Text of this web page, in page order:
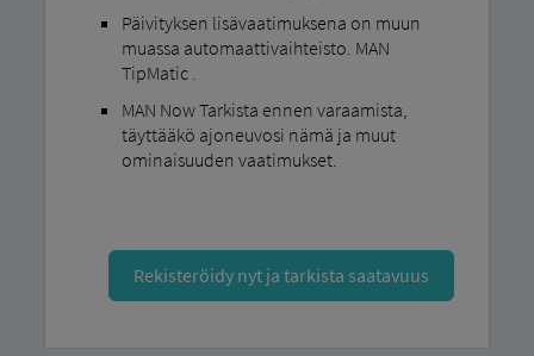
Päivityksen lisävaatimuksena on muun
muassa automaattivaihteisto. MAN
TipMatic .
MAN Now Tarkista ennen varaamista,
täyttääkö ajoneuvosi nämä ja muut
ominaisuuden vaatimukset.
Rekisteröidy nyt ja tarkista saatavuus